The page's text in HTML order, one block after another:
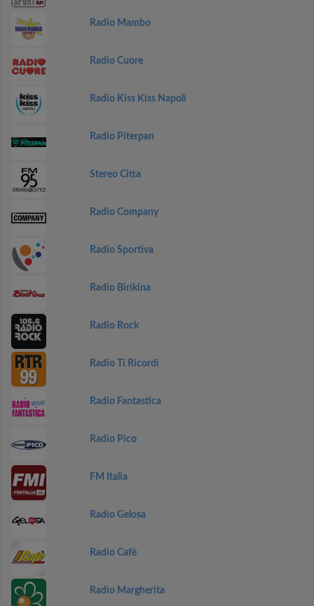
Radio Mambo
Radio Cuore
Radio Kiss Kiss Napoli
Radio Piterpan
Stereo Citta
Radio Company
Radio Sportiva
Radio Birikina
Radio Rock
Radio Ti Ricordi
Radio Fantastica
Radio Pico
FM Italia
Radio Gelosa
Radio Cafè
Radio Margherita